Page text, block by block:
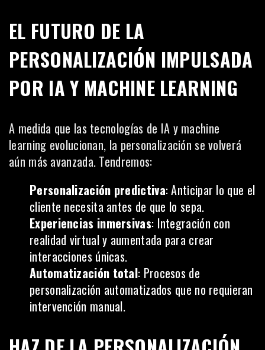
EL FUTURO DE LA
PERSONALIZACIÓN IMPULSADA
POR IA Y MACHINE LEARNING
A medida que las tecnologías de IA y machine
learning evolucionan, la personalización se volverá
aún más avanzada. Tendremos:
Personalización predictiva: Anticipar lo que el
cliente necesita antes de que lo sepa.
Experiencias inmersivas: Integración con
realidad virtual y aumentada para crear
interacciones únicas.
Automatización total: Procesos de
personalización automatizados que no requieran
intervención manual.